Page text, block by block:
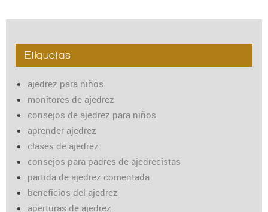
Etiquetas
ajedrez para niños
monitores de ajedrez
consejos de ajedrez para niños
aprender ajedrez
clases de ajedrez
consejos para padres de ajedrecistas
partida de ajedrez comentada
beneficios del ajedrez
aperturas de ajedrez